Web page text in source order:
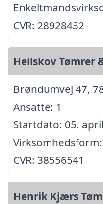
CVR: 28928432
Heilskov Tømrer
Brøndumvej 47,
Ansatte: 1
Startdato: 05.
CVR: 38556541
Henrik Kjærs